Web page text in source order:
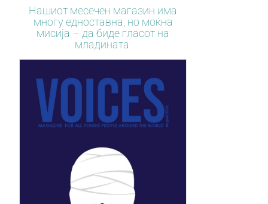
Нашиот месечен магазин има
многу едноставна, но моќна
мисија – да биде гласот на
младината.